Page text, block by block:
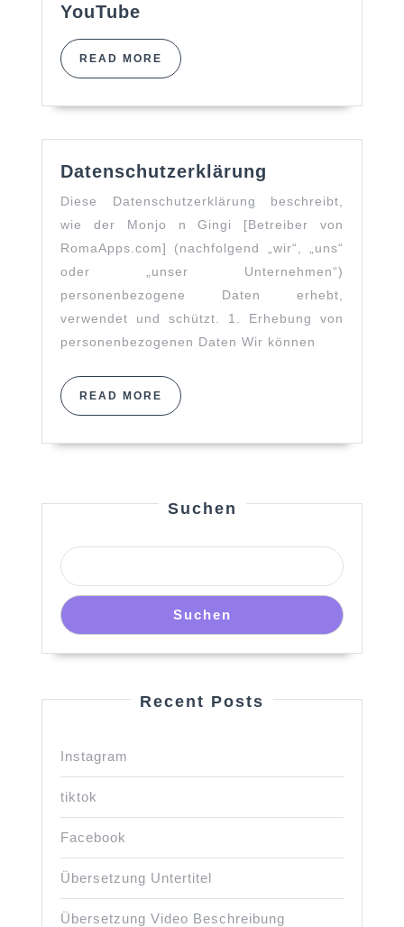
YouTube
READ MORE READ
MORE
Datenschutzerklärung
Diese Datenschutzerklärung beschreibt,
wie der Monjo n Gingi [Betreiber von
RomaApps.com] (nachfolgend „wir“, „uns“
oder „unser Unternehmen“)
personenbezogene Daten erhebt,
verwendet und schützt. 1. Erhebung von
personenbezogenen Daten Wir können
READ MORE READ
MORE
Suchen
Suchen
Recent Posts
Instagram
tiktok
Facebook
Übersetzung Untertitel
Übersetzung Video Beschreibung